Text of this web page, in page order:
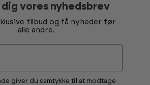
vores nyhedsbrev
tilbud og få nyheder før
alle andre.
giver du samtykke til at modtage